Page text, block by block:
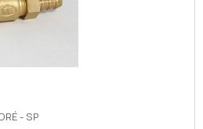
um desenho
e protege a
- SP